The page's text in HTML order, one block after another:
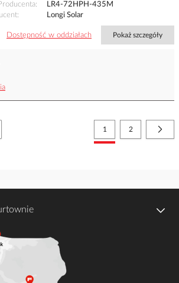
LR4-72HPH-435M
Longi Solar
Dostępność w oddziałach Pokaż szczegóły
Strona
Aktualnie czytasz stronę
1 Strona
2